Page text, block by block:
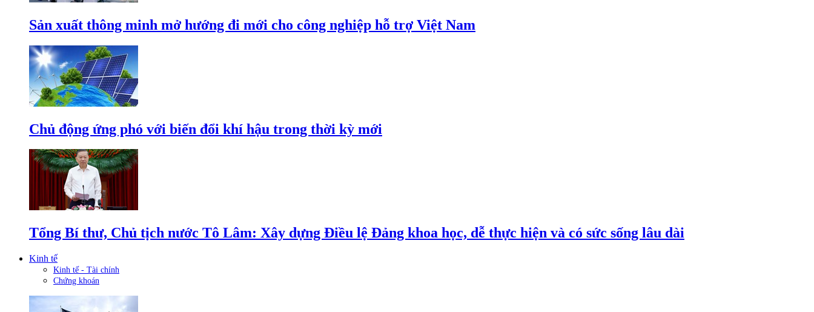
Sản xuất thông minh mở hướng đi mới cho công nghiệp hỗ trợ Việt Nam
Chủ động ứng phó với biến đổi khí hậu trong thời kỳ mới
Tổng Bí thư, Chủ tịch nước Tô Lâm: Xây dựng Điều lệ Đảng khoa học, dễ thực hiện và có sức sống lâu dài
Kinh tế
Kinh tế - Tài chính
Chứng khoán